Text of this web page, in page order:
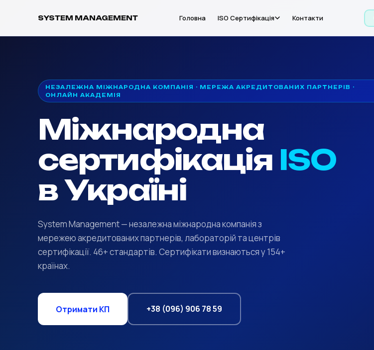
SYSTEM MANAGEMENT Головна ISO Сертифікація Контакти
НЕЗАЛЕЖНА МІЖНАРОДНА КОМПАНІЯ · МЕРЕЖА АКРЕДИТОВАНИХ ПАРТНЕРІВ ·
ОНЛАЙН АКАДЕМІЯ
Міжнародна
сертифікація ISO
в Україні
System Management — незалежна міжнародна компанія з
мережею акредитованих партнерів, лабораторій та центрів
сертифікації. 46+ стандартів. Сертифікати визнаються у 154+
країнах.
Отримати КП +38 (096) 906 78 59